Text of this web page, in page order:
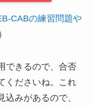
CABの練習問題や
できるので、合否
くださいね。これ
みがあるので、